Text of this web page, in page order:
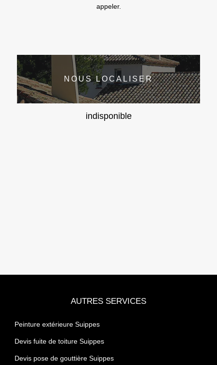
appeler.
NOUS LOCALISER
indisponible
AUTRES SERVICES
Peinture extérieure Suippes
Devis fuite de toiture Suippes
Devis pose de gouttière Suippes